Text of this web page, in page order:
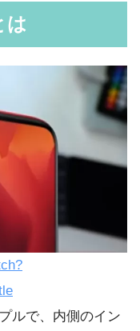
は
ルで、内側のイン